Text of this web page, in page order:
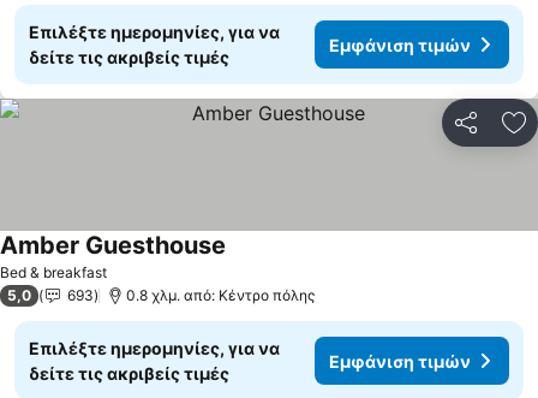
Επιλέξτε ημερομηνίες, για να
δείτε τις ακριβείς τιμές
Εμφάνιση τιμών
Bed & breakfast
Amber Guesthouse
5,0 693 0.8 χλμ. από: Κέντρο πόλης
Επιλέξτε ημερομηνίες, για να
δείτε τις ακριβείς τιμές
Εμφάνιση τιμών